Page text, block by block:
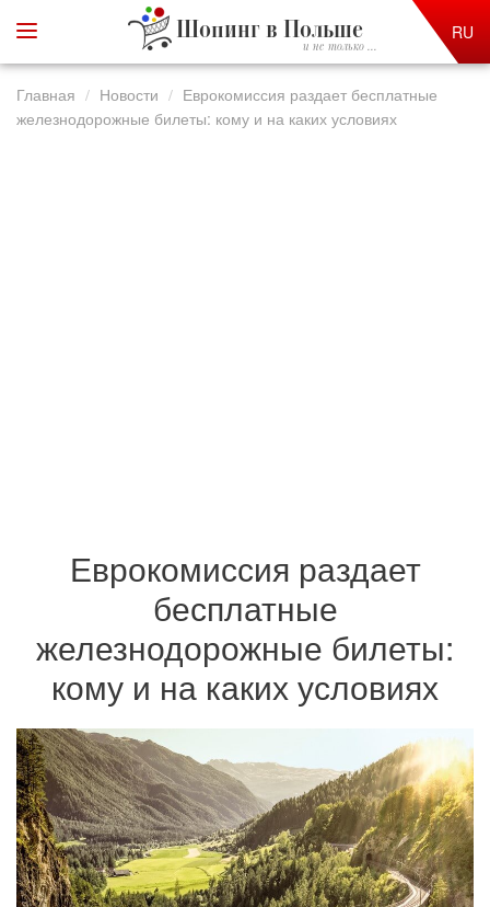
Шопинг в Польше
и не только ...
RU
Главная Новости
Еврокомиссия раздает бесплатные
железнодорожные билеты: кому и на каких условиях
Еврокомиссия раздает
бесплатные
железнодорожные билеты:
кому и на каких условиях